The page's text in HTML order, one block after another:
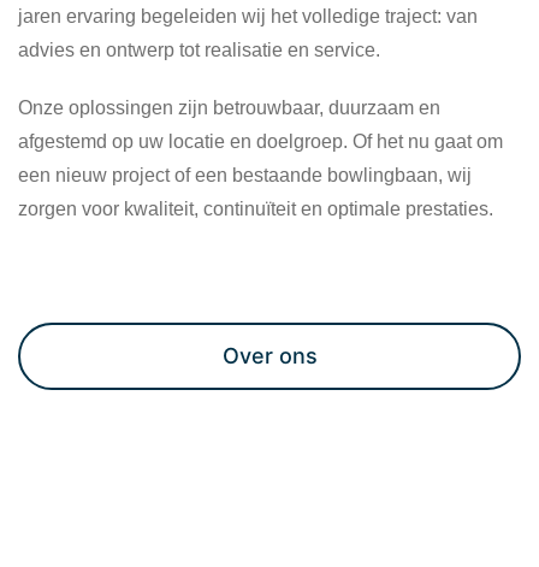
jaren ervaring begeleiden wij het volledige traject: van
advies en ontwerp tot realisatie en service.
Onze oplossingen zijn betrouwbaar, duurzaam en
afgestemd op uw locatie en doelgroep. Of het nu gaat om
een nieuw project of een bestaande bowlingbaan, wij
zorgen voor kwaliteit, continuïteit en optimale prestaties.
Over ons